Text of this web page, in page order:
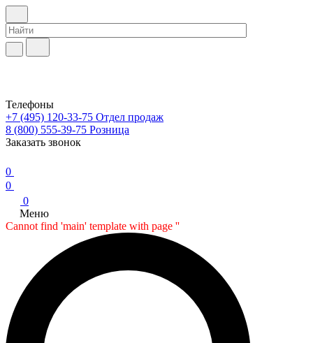
Телефоны
+7 (495) 120-33-75 Отдел продаж
8 (800) 555-39-75 Розница
Заказать звонок
0
0
0
Меню
Cannot find 'main' template with page ''